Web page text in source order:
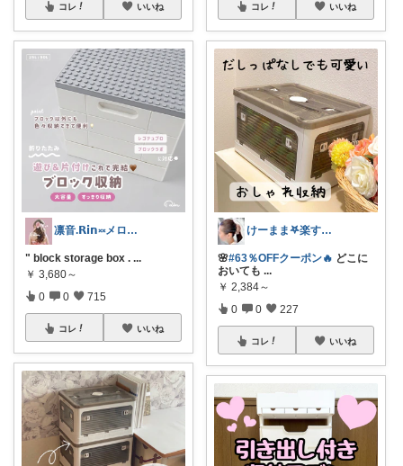
コレ いいね
凛音.𝗥𝗶𝗻༝༝メロウな暮らし🧸
" block storage box . ...
￥ 3,680～
0 0 715
コレ いいね
コレ いいね
けーまま𖤐楽する家づくり☀︎*.｡
🌸#63％OFFクーポン🔥 どこに
おいても ...
￥ 2,384～
0 0 227
コレ いいね